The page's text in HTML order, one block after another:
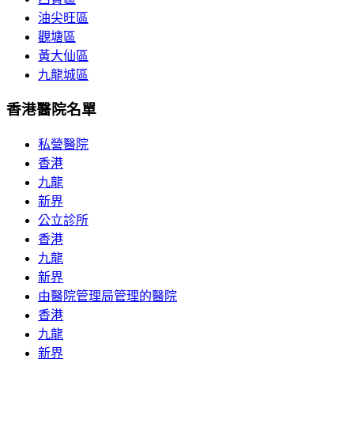
油尖旺區
觀塘區
黃大仙區
九龍城區
香港醫院名單
私營醫院
香港
九龍
新界
公立診所
香港
九龍
新界
由醫院管理局管理的醫院
香港
九龍
新界